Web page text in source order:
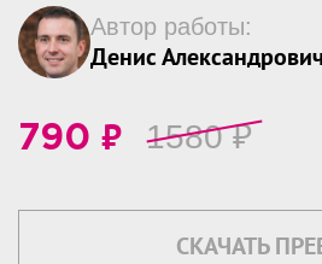
Автор работы:
Денис
790 ₽ 1580₽
СКАЧАТЬ